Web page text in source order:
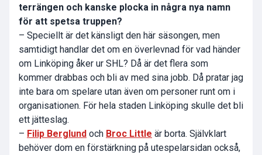
terrängen och kanske plocka in några nya namn
för att spetsa truppen?
– Speciellt är det känsligt den här säsongen, men
samtidigt handlar det om en överlevnad för vad händer
om Linköping åker ur SHL? Då är det flera som
kommer drabbas och bli av med sina jobb. Då pratar jag
inte bara om spelare utan även om personer runt om i
organisationen. För hela staden Linköping skulle det bli
ett jätteslag.
– Filip Berglund och Broc Little är borta. Självklart
behöver dom en förstärkning på utespelarsidan också,